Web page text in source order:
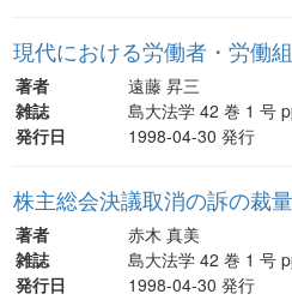
現代における労働者・労働
著者
遠藤 昇三
雑誌
島大法学 42 巻 1 号
発行日
1998-04-30 発行
株主総会決議取消の訴の裁
著者
赤木 真美
雑誌
島大法学 42 巻 1 号
発行日
1998-04-30 発行